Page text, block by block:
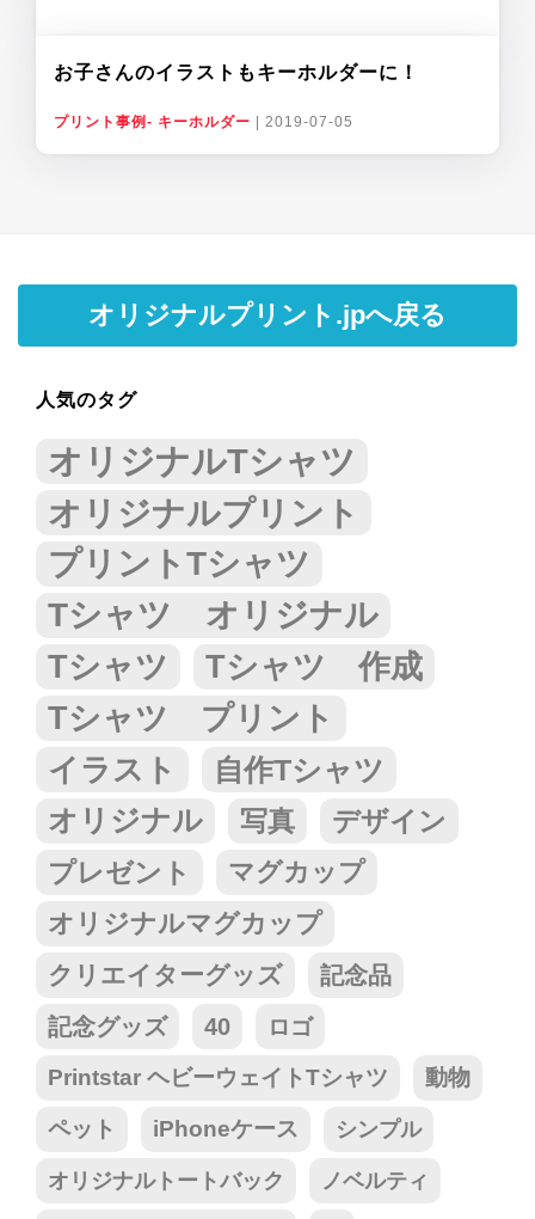
お子さんのイラストもキーホルダーに！
プリント事例- キーホルダー 2019-07-05
オリジナルプリント.jpへ戻る
人気のタグ
オリジナルTシャツ
オリジナルプリント
プリントTシャツ
Tシャツ オリジナル
Tシャツ
Tシャツ 作成
Tシャツ プリント
イラスト 自作Tシャツ
オリジナル 写真
デザイン
プレゼント
マグカップ
オリジナルマグカップ
クリエイターグッズ
記念品
記念グッズ
40 ロゴ
Printstar ヘビーウェイトTシャツ 動物
ペット iPhoneケース シンプル
オリジナルトートバック ノベルティ